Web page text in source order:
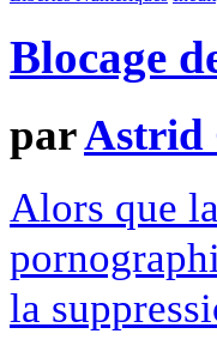
Blocage
parAstrid
Alors que
la